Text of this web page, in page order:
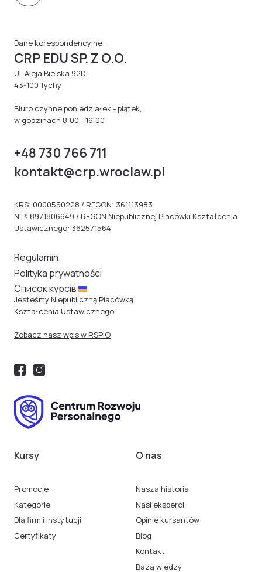
Regulamin
Polityka prywatności
Cписок курсів
Jesteśmy Niepubliczną Placówką
Kształcenia Ustawicznego.
Zobacz nasz wpis w RSPiO
Kursy
Promocje
Kategorie
Dla firm i instytucji
Certyfikaty
O nas
Nasza historia
Nasi eksperci
Opinie kursantów
Blog
Kontakt
Baza wiedzy
Dane korespondencyjne:
CRP EDU SP. Z O.O.
Ul. Aleja Bielska 92D
43-100 Tychy
Biuro czynne poniedziałek - piątek,
w godzinach 8:00 - 16:00
+48 730 766 711
kontakt@crp.wroclaw.pl
KRS: 0000550228 / REGON: 361113983
NIP: 8971806649 / REGON Niepublicznej Placówki Kształcenia
Ustawicznego: 362571564